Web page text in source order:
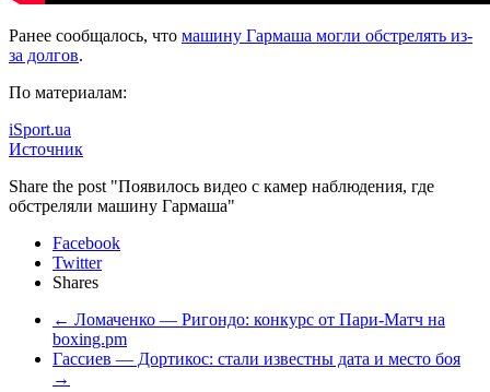
Ранее сообщалось, что машину Гармаша могли обстрелять из-
за долгов.
По материалам:
iSport.ua
Источник
Share the post "Появилось видео с камер наблюдения, где
обстреляли машину Гармаша"
Facebook
Twitter
Shares
← Ломаченко — Ригондо: конкурс от Пари-Матч на
boxing.pm
Гассиев — Дортикос: стали известны дата и место боя
→